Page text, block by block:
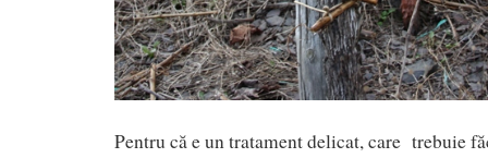
Pentru că e un tratament delicat, care trebuie